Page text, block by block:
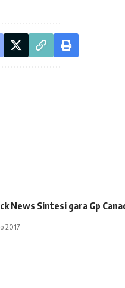
News Sintesi gara Gp
2017